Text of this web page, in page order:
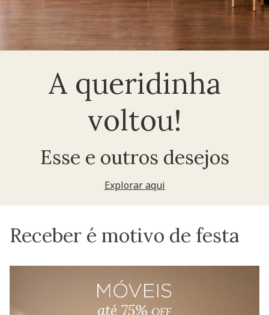
A queridinha
voltou!
Esse e outros desejos
Explorar aqui
Receber é motivo de festa